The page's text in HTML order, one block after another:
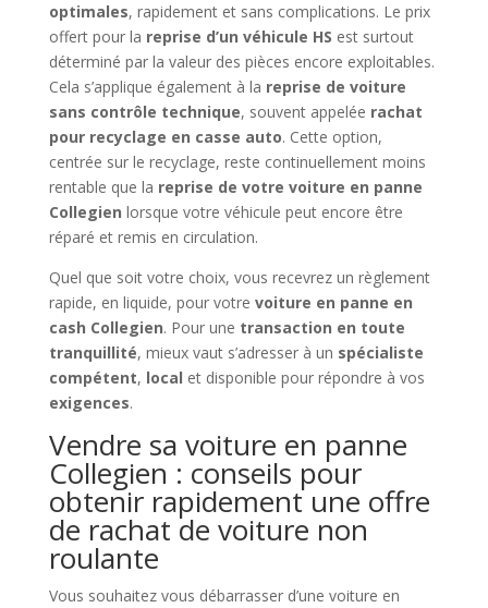
optimales, rapidement et sans complications. Le prix
offert pour la reprise d’un véhicule HS est surtout
déterminé par la valeur des pièces encore exploitables.
Cela s’applique également à la reprise de voiture
sans contrôle technique, souvent appelée rachat
pour recyclage en casse auto. Cette option,
centrée sur le recyclage, reste continuellement moins
rentable que la reprise de votre voiture en panne
Collegien lorsque votre véhicule peut encore être
réparé et remis en circulation.
Quel que soit votre choix, vous recevrez un règlement
rapide, en liquide, pour votre voiture en panne en
cash Collegien. Pour une transaction en toute
tranquillité, mieux vaut s’adresser à un spécialiste
compétent, local et disponible pour répondre à vos
exigences.
Vendre sa voiture en panne
Collegien : conseils pour
obtenir rapidement une offre
de rachat de voiture non
roulante
Vous souhaitez vous débarrasser d’une voiture en